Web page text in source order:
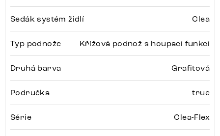
Sedák systém židlí Clea
Typ podnože Křížová podnož s houpací funkcí
Druhá barva Grafitová
Područka true
Série Clea-Flex